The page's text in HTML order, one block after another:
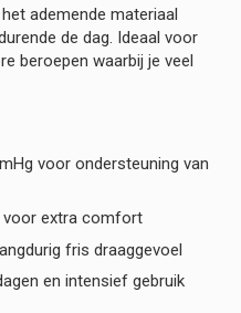
ademende materiaal
de dag. Ideaal voor
beroepen waarbij je veel
voor ondersteuning van
voor extra comfort
fris draaggevoel
en intensief gebruik